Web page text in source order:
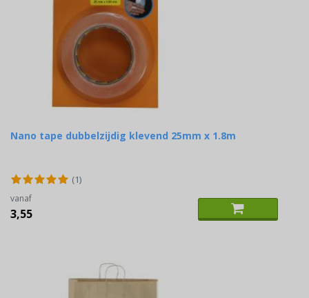
Nano tape dubbelzijdig klevend 25mm x 1.8m
(1)
vanaf
3,55